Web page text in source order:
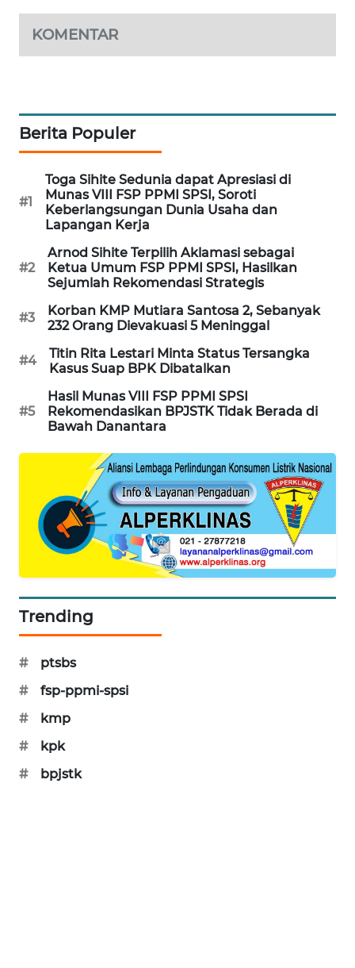
KOMENTAR
Berita Populer
#1
Toga Sihite Sedunia dapat Apresiasi di
Munas VIII FSP PPMI SPSI, Soroti
Keberlangsungan Dunia Usaha dan
Lapangan Kerja
#2
Arnod Sihite Terpilih Aklamasi sebagai
Ketua Umum FSP PPMI SPSI, Hasilkan
Sejumlah Rekomendasi Strategis
#3
Korban KMP Mutiara Santosa 2, Sebanyak
232 Orang Dievakuasi 5 Meninggal
#4
Titin Rita Lestari Minta Status Tersangka
Kasus Suap BPK Dibatalkan
#5
Hasil Munas VIII FSP PPMI SPSI
Rekomendasikan BPJSTK Tidak Berada di
Bawah Danantara
Trending
#
ptsbs
#
fsp-ppmi-spsi
#
kmp
#
kpk
#
bpjstk
LKKI
KOPEKLIN
PORTAL
KONSUMEN
FORWAMKI
ALPERKLINAS
FORJASIDA
TAMBANG
SITUNGIR
NEWS
SIDIKALANG
SIBARAGAS
METRO
SIANTAR
NEWS
METRO
MEDAN